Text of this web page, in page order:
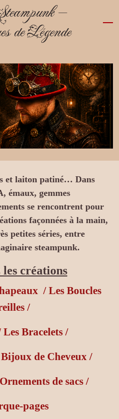
—
de Légende
et laiton patiné… Dans
émaux, gemmes
se rencontrent pour
façonnées à la main,
petites séries, entre
steampunk.
créations
/ Les Boucles
/
Les Bracelets /
de Cheveux /
de sacs /
pages